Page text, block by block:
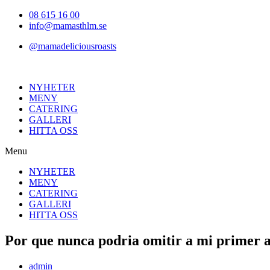
Hoppa08 615 16 00
info@mamasthlm.se
@mamadeliciousroasts
NYHETER
MENY
CATERING
GALLERI
HITTA OSS
Menu
NYHETER
MENY
CATERING
GALLERI
HITTA OSS
Por que nunca podria omitir a mi primer
Inläggsförfattare:
admin